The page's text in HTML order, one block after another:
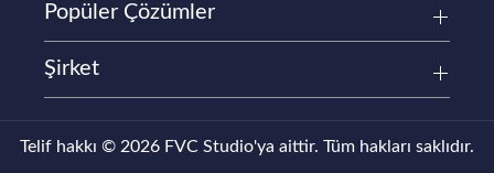
Popüler Çözümler
Şirket
Telif hakkı © 2026 FVC Studio'ya aittir. Tüm hakları saklıdır.